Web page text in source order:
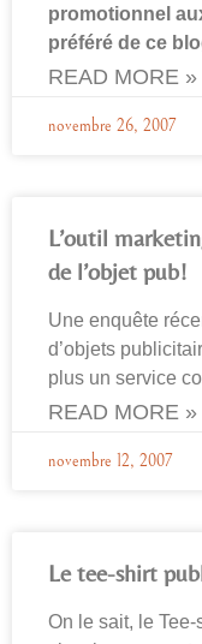
promotionnel
préféré de ce
READ MORE »
novembre 26, 2007
L’outil
de l’objet pub!
Une enquête
d’objets
plus un service
READ MORE »
novembre 12, 2007
Le tee-shirt
On le sait, le